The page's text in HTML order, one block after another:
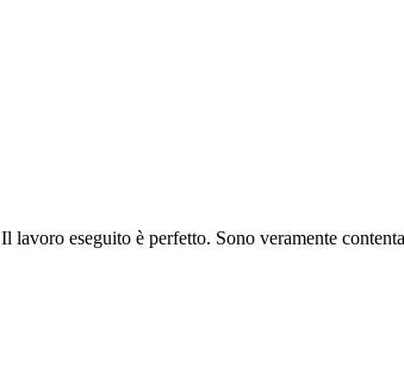
lavoro eseguito è perfetto. Sono veramente